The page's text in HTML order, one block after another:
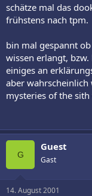
schätze mal das
frühstens nach tpm.
bin mal gespannt
wissen erlangt,
einiges an
aber
mysteries of the
G
Guest
Gast
14. August 2001